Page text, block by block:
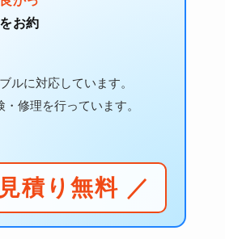
お約
ルに対応しています。
修理を行っています。
積り無料 ／